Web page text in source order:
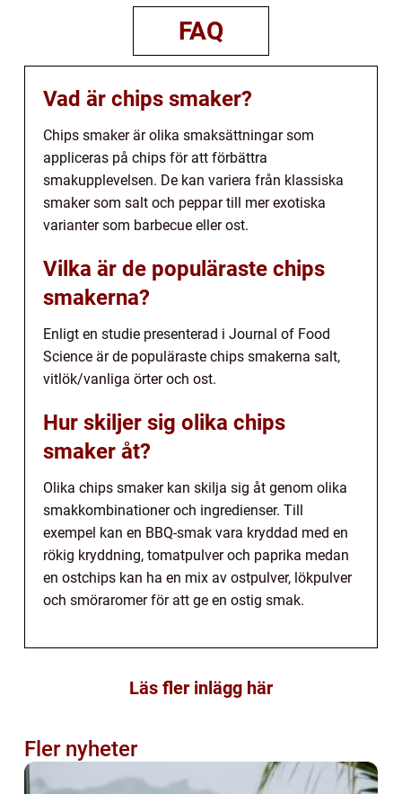
FAQ
Vad är chips smaker?
Chips smaker är olika smaksättningar som
appliceras på chips för att förbättra
smakupplevelsen. De kan variera från klassiska
smaker som salt och peppar till mer exotiska
varianter som barbecue eller ost.
Vilka är de populäraste chips
smakerna?
Enligt en studie presenterad i Journal of Food
Science är de populäraste chips smakerna salt,
vitlök/vanliga örter och ost.
Hur skiljer sig olika chips
smaker åt?
Olika chips smaker kan skilja sig åt genom olika
smakkombinationer och ingredienser. Till
exempel kan en BBQ-smak vara kryddad med en
rökig kryddning, tomatpulver och paprika medan
en ostchips kan ha en mix av ostpulver, lökpulver
och smöraromer för att ge en ostig smak.
Läs fler inlägg här
Fler nyheter